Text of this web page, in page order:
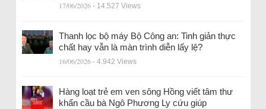
17/06/2026 - 14.527 Views
Thanh lọc bộ máy Bộ Công an: Tinh giản thực
chất hay vẫn là màn trình diễn lấy lệ?
16/06/2026 - 4.942 Views
Hàng loạt trẻ em ven sông Hồng viết tâm thư
khẩn cầu bà Ngô Phương Ly cứu giúp